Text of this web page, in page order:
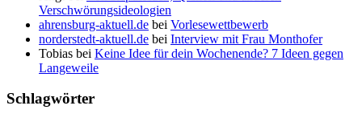
Verschwörungsideologien
ahrensburg-aktuell.de bei Vorlesewettbewerb
norderstedt-aktuell.de bei Interview mit Frau Monthofer
Tobias bei Keine Idee für dein Wochenende? 7 Ideen gegen
Langeweile
Schlagwörter